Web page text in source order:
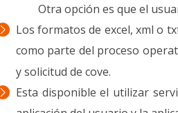
Otra opción es que el
Los formatos de excel, xml o
como parte del proceso
y solicitud de cove.
Esta disponible el utilizar